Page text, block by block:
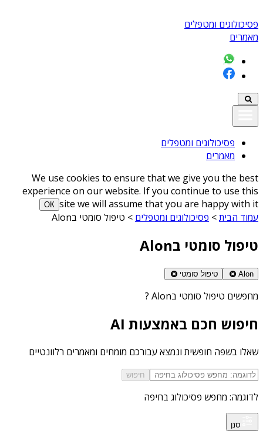
פסיכולוגים ומטפלים
מאמרים
פסיכולוגים ומטפלים
מאמרים
We use cookies to ensure that we give you the best
experience on our website. If you continue to use this
site we will assume that you are happy with it
ОК
עמוד הבית> פסיכולוגים ומטפלים > טיפול סומטי בAlon
טיפול סומטי בAlon
Alon טיפול סומטי
מחפשים טיפול סומטי בAlon ?
חיפוש חכם באמצעות AI
שאלו בשפה חופשית ונמצא עבורכם מומחים ומאמרים רלוונטיים
חיפוש
לדוגמה: מחפש פסיכולוג בחיפה
סנן